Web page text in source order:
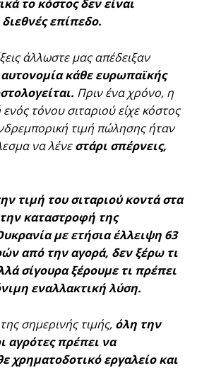
το κόστος δεν είναι
επίπεδο.
άλλωστε μας απέδειξαν
κάθε ευρωπαϊκής
Πριν ένα χρόνο, η
τόνου σιταριού είχε κόστος
τιμή πώλησης ήταν
να λένεστάρι σπέρνεις,
τιμή του σιταριού κοντά στα
καταστροφή της
με ετήσια έλλειψη 63
από την αγορά, δεν ξέρω τι
σίγουρα ξέρουμε τι πρέπει
εναλλακτική λύση.
σημερινής τιμής, όλη την
αγρότες πρέπει να
χρηματοδοτικό εργαλείο και